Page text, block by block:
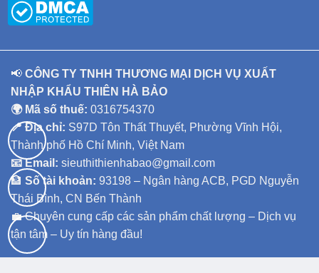
📢 CÔNG TY TNHH THƯƠNG MẠI DỊCH VỤ XUẤT
NHẬP KHẨU THIÊN HÀ BẢO
🌍 Mã số thuế: 0316754370
📍 Địa chỉ: S97D Tôn Thất Thuyết, Phường Vĩnh Hội,
Thành phố Hồ Chí Minh, Việt Nam
📧 Email: sieuthithienhabao@gmail.com
🏦 Số tài khoản: 93198 – Ngân hàng ACB, PGD Nguyễn
Thái Bình, CN Bến Thành
💼 Chuyên cung cấp các sản phẩm chất lượng – Dịch vụ
tận tâm – Uy tín hàng đầu!